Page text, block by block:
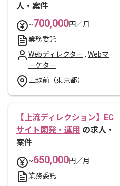
人・案件
~700,000円／月
業務委託
Webディレクター , Webマ
ーケター
三越前（東京都）
【上流ディレクション】EC
サイト開発・運用 の求人・
案件
~650,000円／月
業務委託